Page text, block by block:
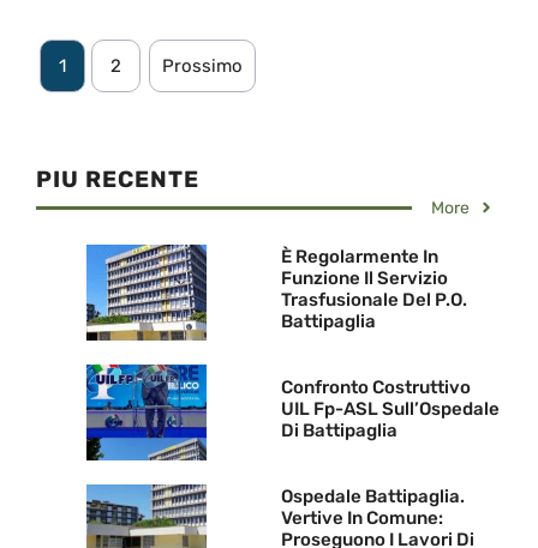
1 2 Prossimo
PIU RECENTE
More
È Regolarmente In
Funzione Il Servizio
Trasfusionale Del P.O.
Battipaglia
Confronto Costruttivo
UIL Fp-ASL Sull’Ospedale
Di Battipaglia
Ospedale Battipaglia.
Vertive In Comune:
Proseguono I Lavori Di